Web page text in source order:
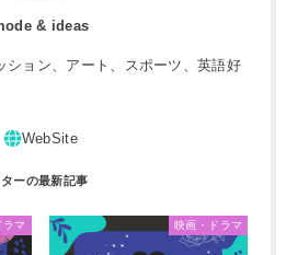
& ideas
ション、アート、スポーツ、英語好
ラマ 映画・ドラマ